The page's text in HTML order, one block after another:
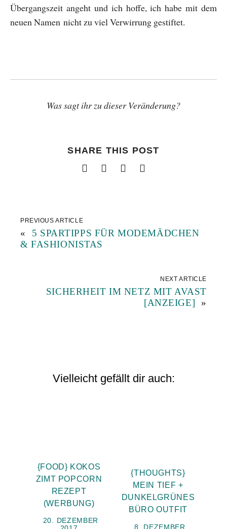
Übergangszeit angeht und ich hoffe, ich habe mit dem
neuen Namen nicht zu viel Verwirrung gestiftet.
Was sagt ihr zu dieser Veränderung?
SHARE THIS POST
PREVIOUS ARTICLE
«
5 SPARTIPPS FÜR MODEMÄDCHEN
& FASHIONISTAS
NEXT ARTICLE
SICHERHEIT IM NETZ MIT AVAST
[ANZEIGE]
»
Vielleicht gefällt dir auch:
{FOOD} KOKOS
ZIMT POPCORN
REZEPT
(WERBUNG)
20. DEZEMBER
{THOUGHTS}
MEIN TIEF +
DUNKELGRÜNES
BÜRO OUTFIT
8. DEZEMBER